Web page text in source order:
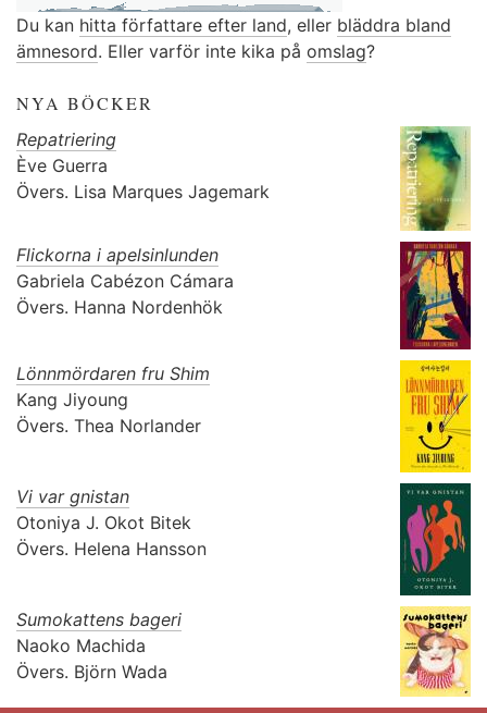
Du kan hitta författare efter land, eller bläddra bland
ämnesord. Eller varför inte kika på omslag?
NYA BÖCKER
Repatriering
Ève Guerra
Övers. Lisa Marques Jagemark
Flickorna i apelsinlunden
Gabriela Cabézon Cámara
Övers. Hanna Nordenhök
Lönnmördaren fru Shim
Kang Jiyoung
Övers. Thea Norlander
Vi var gnistan
Otoniya J. Okot Bitek
Övers. Helena Hansson
Sumokattens bageri
Naoko Machida
Övers. Björn Wada